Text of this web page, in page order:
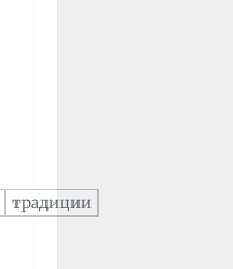
традиции